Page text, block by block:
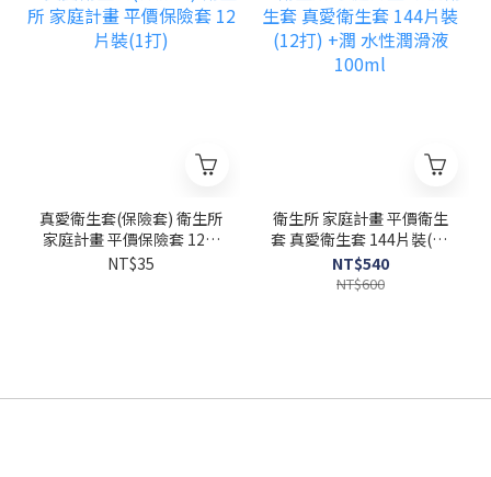
真愛衛生套(保險套) 衛生所
家庭計畫 平價保險套 12片
裝(1打)
NT$35
衛生所 家庭計畫 平價衛生
套 真愛衛生套 144片裝(12
打) +潤 水性潤滑液 100ml
NT$540
NT$600